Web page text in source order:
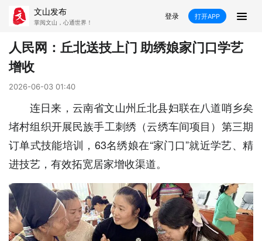
文山发布
掌阅文山，心通世界！
登录 打开APP
新闻
飞卡阅读
康养 社会 科教 经济
县市
文山市 砚山县 西畴县 麻栗坡县
马关县 丘北县 广南县 富宁县
人民网：丘北送技上门 助绣娘家门口学艺
增收
2026-06-03 01:40
连日来，云南省文山州丘北县妇联在八道哨乡矣
堵村组织开展民族手工刺绣（云绣车间项目）第三期
订单式技能培训，63名绣娘在“家门口”就近学艺、精
进技艺，有效拓宽居家增收渠道。